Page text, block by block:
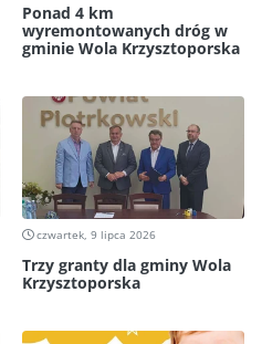
Ponad 4 km
wyremontowanych dróg w
gminie Wola Krzysztoporska
czwartek, 9 lipca 2026
Trzy granty dla gminy Wola
Krzysztoporska